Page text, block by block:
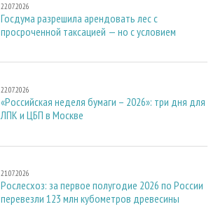
22.07.2026
Госдума разрешила арендовать лес с
просроченной таксацией — но с условием
22.07.2026
«Российская неделя бумаги – 2026»: три дня для
ЛПК и ЦБП в Москве
21.07.2026
Рослесхоз: за первое полугодие 2026 по России
перевезли 123 млн кубометров древесины